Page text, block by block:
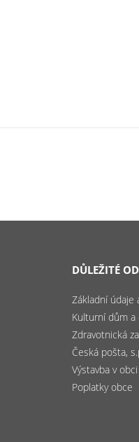
DŮLEŽITÉ
Základní údaje
Kulturní dům
Zdravotnická
Česká pošta,
Výstavba v obci
Poplatky obce